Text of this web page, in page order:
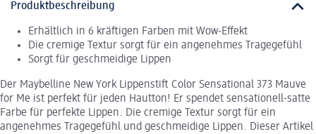
Produktbeschreibung
Erhältlich in 6 kräftigen Farben mit Wow-Effekt
Die cremige Textur sorgt für ein angenehmes Tragegefühl
Sorgt für geschmeidige Lippen
Der Maybelline New York Lippenstift Color Sensational 373 Mauve
for Me ist perfekt für jeden Hautton! Er spendet sensationell-satte
Farbe für perfekte Lippen. Die cremige Textur sorgt für ein
angenehmes Tragegefühl und geschmeidige Lippen. Dieser Artikel